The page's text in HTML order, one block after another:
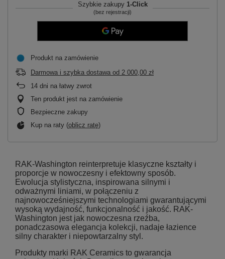
Szybkie zakupy 1-Click
(bez rejestracji)
Produkt na zamówienie
Darmowa i szybka dostawa od 2 000,00 zł
14 dni na łatwy zwrot
Ten produkt jest na zamówienie
Bezpieczne zakupy
Kup na raty (oblicz ratę)
RAK-Washington reinterpretuje klasyczne kształty i
proporcje w nowoczesny i efektowny sposób.
Ewolucja stylistyczna, inspirowana silnymi i
odważnymi liniami, w połączeniu z
najnowocześniejszymi technologiami gwarantującymi
wysoką wydajność, funkcjonalność i jakość. RAK-
Washington jest jak nowoczesna rzeźba,
ponadczasowa elegancja kolekcji, nadaje łazience
silny charakter i niepowtarzalny styl.
Produkty marki RAK Ceramics to gwarancja